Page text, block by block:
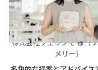
株式会社フェリシモ 様（フ
メリー）